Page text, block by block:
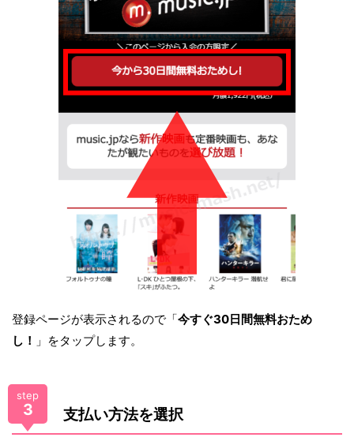
登録ページが表示されるので「今すぐ30日間無料おため
し！ 」をタップします。
step
3 支払い方法を選択